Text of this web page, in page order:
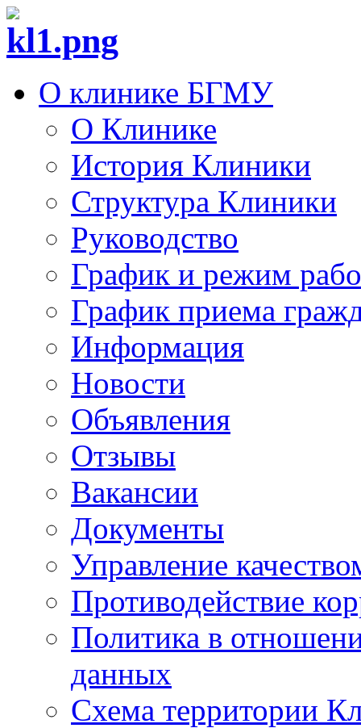
О клинике БГМУ
О Клинике
История Клиники
Структура Клиники
Руководство
График и режим
График приема
Информация
Новости
Объявления
Отзывы
Вакансии
Документы
Управление
Противодействие
Политика в
данных
Схема территории